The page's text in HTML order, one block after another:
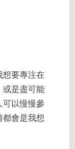
想要專注在
或是盡可能
以慢慢參
會是我想